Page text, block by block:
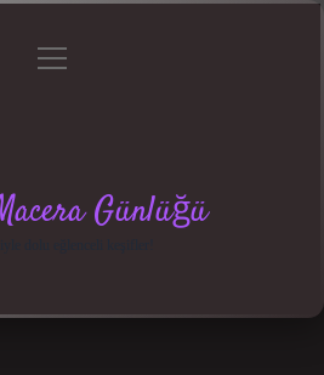
menüyü
Günlüğü